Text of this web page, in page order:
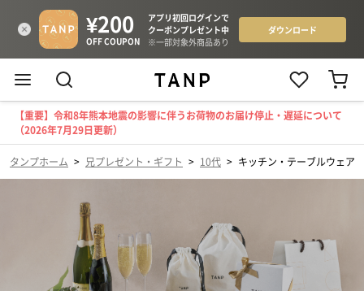
【重要】令和8年熊本地震の影響に伴うお荷物のお届け停止・遅延について
（2026年7月29日更新）
タンプホーム > 兄プレゼント・ギフト > 10代 > キッチン・テーブルウェア